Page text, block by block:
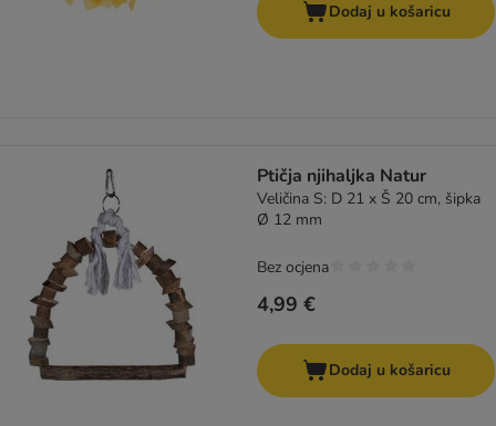
Dodaj u košaricu
Ptičja njihaljka Natur
Veličina S: D 21 x Š 20 cm, šipka
Ø 12 mm
4,99 €
Bez ocjena
Dodaj u košaricu